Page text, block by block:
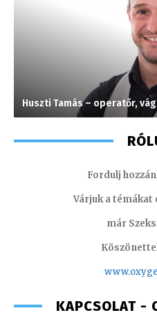
Huszti Tamás – operatőr,
Fordulj
Várjuk a
már
KAPCSOLAT -